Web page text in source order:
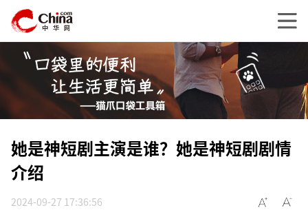
她是神短剧主演是谁？她是神短剧剧情
介绍
2024-09-27 17:36:56